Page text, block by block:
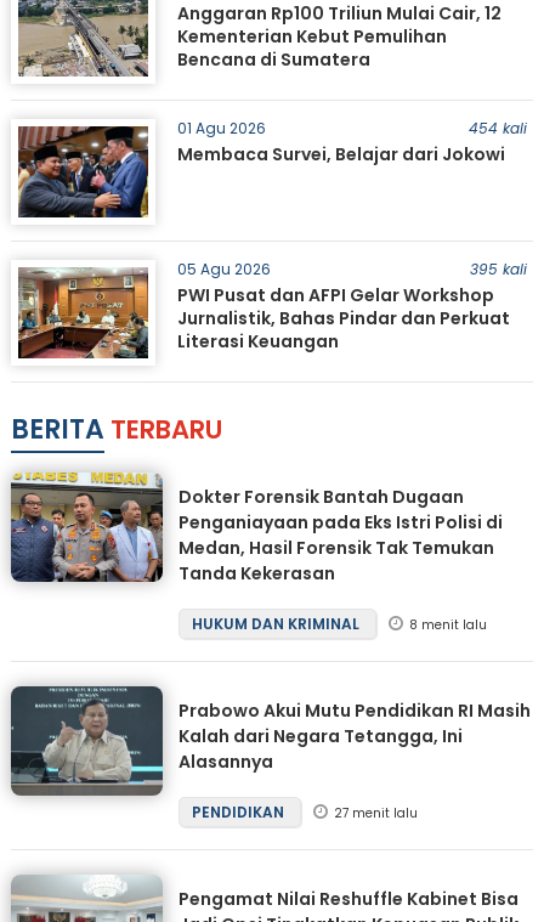
Anggaran Rp100 Triliun Mulai Cair, 12
Kementerian Kebut Pemulihan
Bencana di Sumatera
01 Agu 2026 454 kali
Membaca Survei, Belajar dari Jokowi
05 Agu 2026 395 kali
PWI Pusat dan AFPI Gelar Workshop
Jurnalistik, Bahas Pindar dan Perkuat
Literasi Keuangan
BERITA TERBARU
Dokter Forensik Bantah Dugaan
Penganiayaan pada Eks Istri Polisi di
Medan, Hasil Forensik Tak Temukan
Tanda Kekerasan
HUKUM DAN KRIMINAL 8 menit lalu
Prabowo Akui Mutu Pendidikan RI Masih
Kalah dari Negara Tetangga, Ini
Alasannya
PENDIDIKAN 27 menit lalu
Pengamat Nilai Reshuffle Kabinet Bisa